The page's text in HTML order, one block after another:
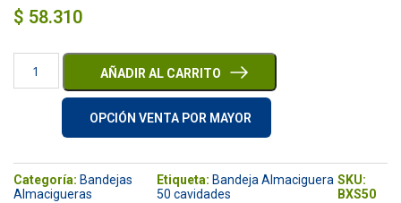
$ 58.310
AÑADIR AL CARRITO
OPCIÓN VENTA POR MAYOR
Categoría: Bandejas
Almacigueras
Etiqueta: Bandeja Almaciguera
50 cavidades
SKU:
BXS50